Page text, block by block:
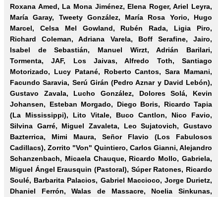
Roxana Amed, La Mona Jiménez, Elena Roger, Ariel Leyra,
María Garay, Tweety González, María Rosa Yorio, Hugo
Marcel, Celsa Mel Gowland, Rubén Rada, Ligia Piro,
Richard Coleman, Adriana Varela, Boff Serafine, Jairo,
Isabel de Sebastián, Manuel Wirzt, Adrián Barilari,
Tormenta, JAF, Los Jaivas, Alfredo Toth, Santiago
Motorizado, Lucy Patané, Roberto Cantos, Sara Mamani,
Facundo Saravia, Serú Girán (Pedro Aznar y David Lebón),
Gustavo Zavala, Lucho González, Dolores Solá, Kevin
Johansen, Esteban Morgado, Diego Boris, Ricardo Tapia
(La Mississippi), Lito Vitale, Buco Cantlon, Nico Favio,
Silvina Garré, Miguel Zavaleta, Leo Sujatovich, Gustavo
Bazterrica, Mimi Maura, Señor Flavio (Los Fabulosos
Cadillacs), Zorrito "Von" Quintiero, Carlos Gianni, Alejandro
Schanzenbach, Micaela Chauque, Ricardo Mollo, Gabriela,
Miguel Ángel Erausquin (Pastoral), Súper Ratones, Ricardo
Soulé, Barbarita Palacios, Gabriel Maccioco, Jorge Durietz,
Dhaniel Ferrón, Walas de Massacre, Noelia Sinkunas,